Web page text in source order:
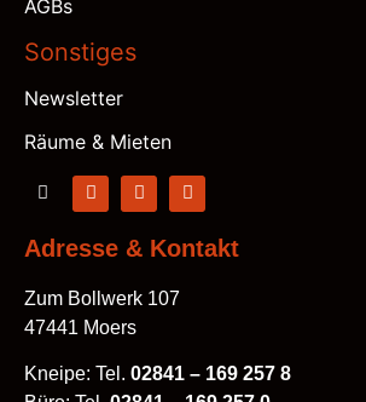
AGBs
Sonstiges
Newsletter
Räume & Mieten
Adresse & Kontakt
Zum Bollwerk 107
47441 Moers
Kneipe: Tel. 02841 – 169 257 8